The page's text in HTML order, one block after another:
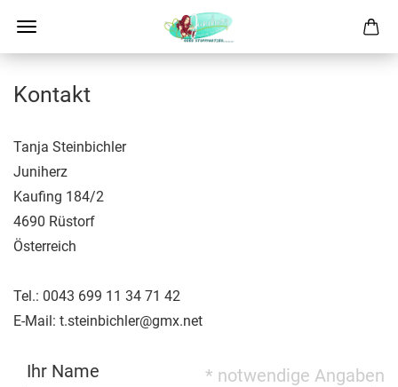
Kontakt
Tanja Steinbichler
Juniherz
Kaufing 184/2
4690 Rüstorf
Österreich
Tel.: 0043 699 11 34 71 42
E-Mail: t.steinbichler@gmx.net
Ihr Name * notwendige Angaben